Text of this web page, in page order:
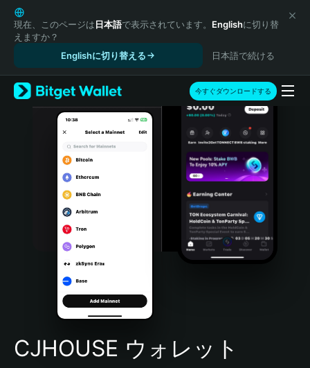
English
日本語
Tiếng Việt
Español (Latinoamérica)
Türkçe
Italiano
Português (Portugal)
Bahasa Indonesia
Português (Brasil)
Español (Argentina)
現在、このページは日本語で表示されています。 Englishに切り替
えますか？
Englishに切り替える
日本語で続ける
今すぐダウンロードする
CJHOUSE ウォレット